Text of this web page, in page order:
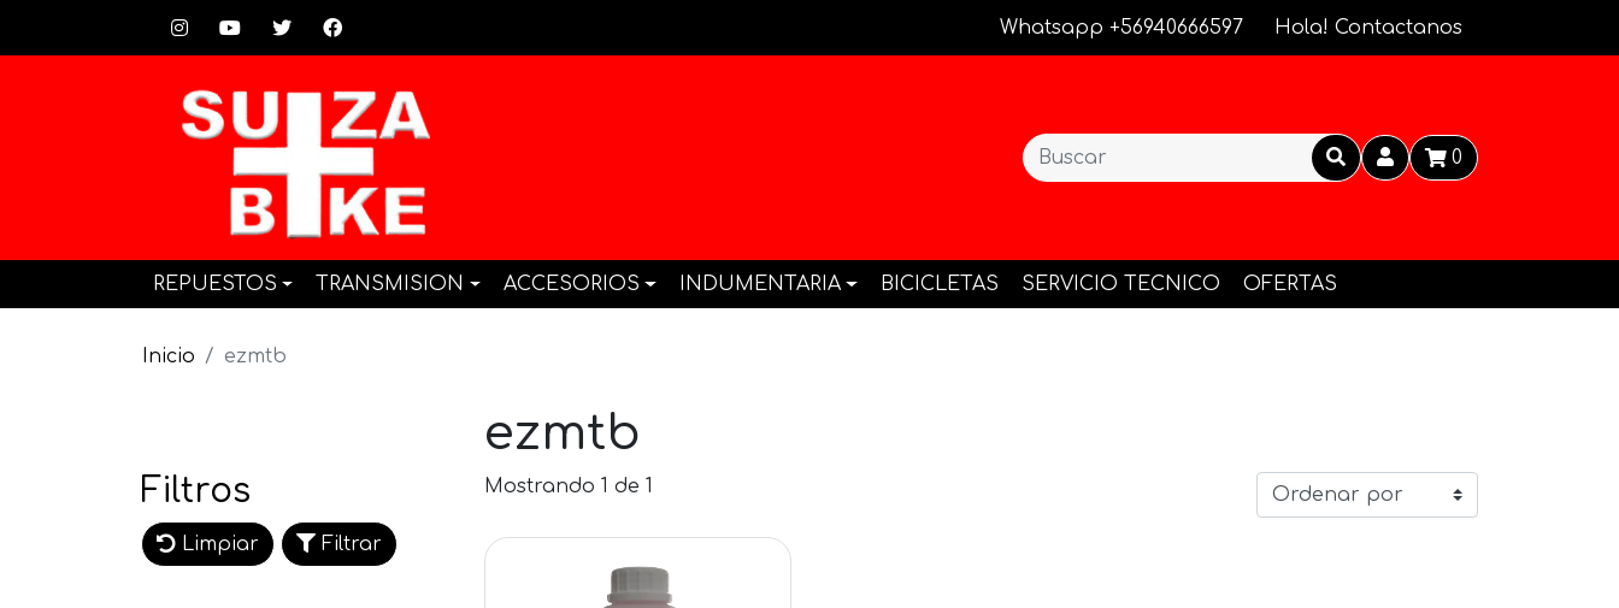
Whatsapp +56940666597 Hola! Contactanos
0
REPUESTOS TRANSMISION ACCESORIOS INDUMENTARIA BICICLETAS SERVICIO TECNICO OFERTAS
Inicio ezmtb
ezmtb
Filtros
Limpiar Filtrar
Mostrando 1 de 1